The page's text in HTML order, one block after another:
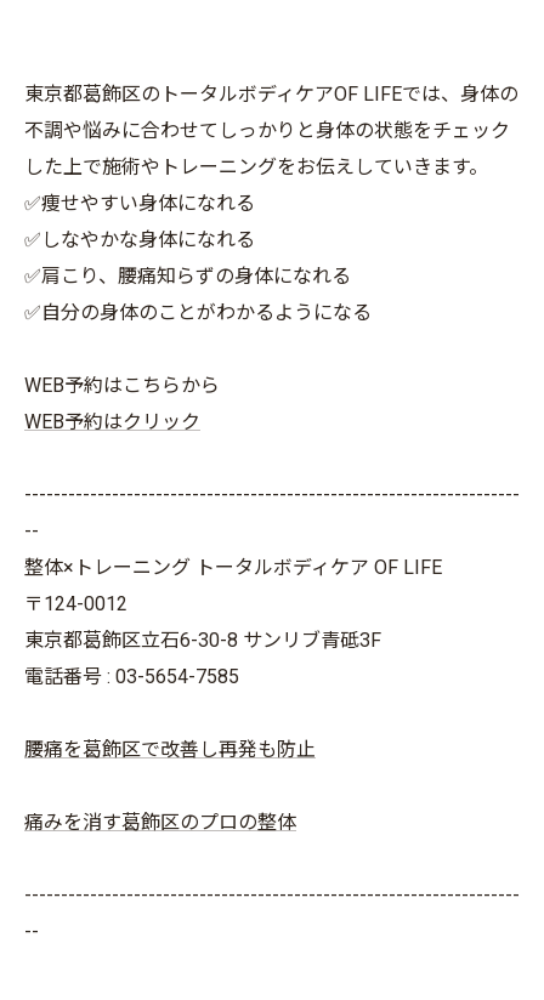
東京都葛飾区のトータルボディケアOF LIFEでは、身体の
不調や悩みに合わせてしっかりと身体の状態をチェック
した上で施術やトレーニングをお伝えしていきます。
✅痩せやすい身体になれる
✅しなやかな身体になれる
✅肩こり、腰痛知らずの身体になれる
✅自分の身体のことがわかるようになる
WEB予約はこちらから
WEB予約はクリック
--------------------------------------------------------------------
--
整体×トレーニング トータルボディケア OF LIFE
〒124-0012
東京都葛飾区立石6-30-8 サンリブ青砥3F
電話番号 : 03-5654-7585
腰痛を葛飾区で改善し再発も防止
痛みを消す葛飾区のプロの整体
--------------------------------------------------------------------
--